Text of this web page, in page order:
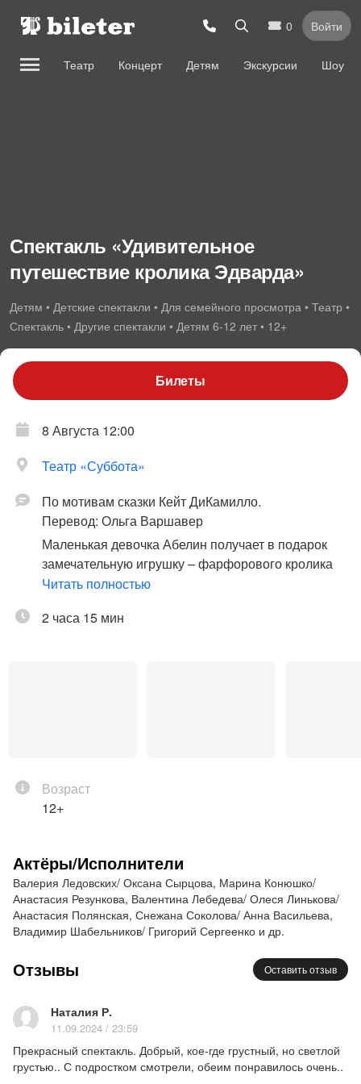
0 Войти
Театр Концерт Детям Экскурсии Шоу
Спектакль «Удивительное
путешествие кролика Эдварда»
Детям • Детские спектакли • Для семейного просмотра • Театр •
Спектакль • Другие спектакли • Детям 6-12 лет • 12+
Билеты
8 Августа 12:00
Театр «Суббота»
По мотивам сказки Кейт ДиКамилло.
Перевод: Ольга Варшавер
Маленькая девочка Абелин получает в подарок
замечательную игрушку – фарфорового кролика
Эдварда, имеющего целый гардероб красивых
Абелин души не чает в очаровательной игрушке, а
названием
Призы, награды, участие в фестивалях:
детям» 2015 — «Лучший спектакль фестиваля»
Диплом фестиваля «Театры Санкт-Петербурга –
детям» 2015 за исполнение роли кролика Эдварда
(актриса Ольга Николаева)
детям» 2015 за блистательный актерский дуэт
Анны Васильевой и Владимира Шабельникова
Участник театрального фестиваля «Сахалинская
рампа», г. Южно-Сахалинск, 2019 г.
Участник Региональной программы
Международной Театральной Олимпиады, г.
Читать полностью
2 часа 15 мин
Возраст
12+
Актёры/Исполнители
Валерия Ледовских/ Оксана Сырцова, Марина Конюшко/
Анастасия Резункова, Валентина Лебедева/ Олеся Линькова/
Анастасия Полянская, Снежана Соколова/ Анна Васильева,
Владимир Шабельников/ Григорий Сергеенко и др.
Отзывы Оставить отзыв
Наталия Р.
11.09.2024 / 23:59
Прекрасный спектакль. Добрый, кое-где грустный, но светлой
грустью.. С подростком смотрели, обеим понравилось очень..